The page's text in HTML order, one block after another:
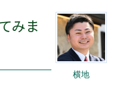
横地
みま